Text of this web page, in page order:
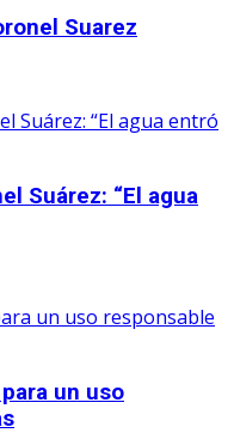
Suarez
Suárez: “El agua
un uso